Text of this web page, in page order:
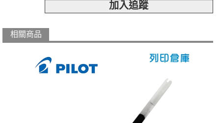
加入追蹤
相關商品